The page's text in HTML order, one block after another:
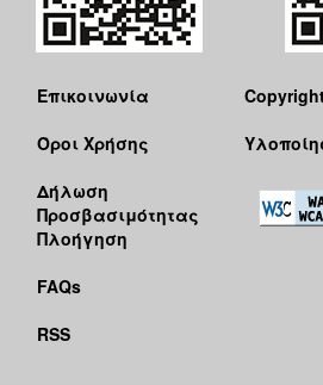
Επικοινωνία
Όροι Χρήσης
Δήλωση
Προσβασιμότητας
Πλοήγηση
FAQs
RSS